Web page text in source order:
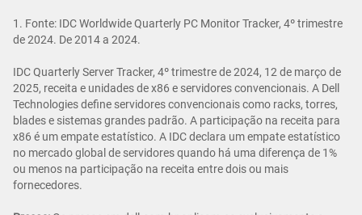
1. Fonte: IDC Worldwide Quarterly PC Monitor Tracker, 4º trimestre
de 2024. De 2014 a 2024.
IDC Quarterly Server Tracker, 4º trimestre de 2024, 12 de março de
2025, receita e unidades de x86 e servidores convencionais. A Dell
Technologies define servidores convencionais como racks, torres,
blades e sistemas grandes padrão. A participação na receita para
x86 é um empate estatístico. A IDC declara um empate estatístico
no mercado global de servidores quando há uma diferença de 1%
ou menos na participação na receita entre dois ou mais
fornecedores.